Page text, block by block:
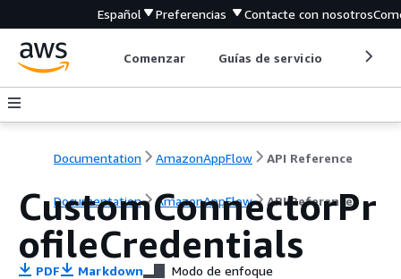
Español Preferencias Contacte con nosotros
Comenzar Guías de servicio
Documentation AmazonAppFlow API Reference
Documentation AmazonAppFlow API Reference
CustomConnectorPr
ofileCredentials
PDF Markdown Modo de enfoque